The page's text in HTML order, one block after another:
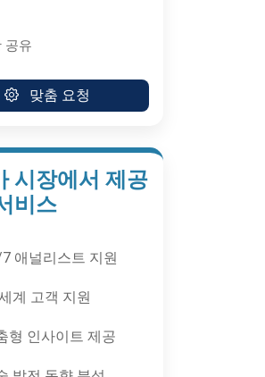
공유
맞춤 요청
시장에서 제공
비스
애널리스트 지원
계 고객 지원
형 인사이트 제공